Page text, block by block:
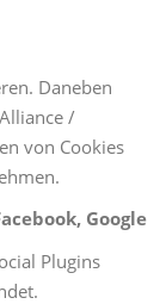
Daneben
/
von Cookies
Google
Plugins